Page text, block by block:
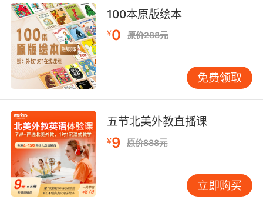
100本原版绘本
¥0 原价288元
免费领取
五节北美外教直播课
¥9 原价888元
立即购买